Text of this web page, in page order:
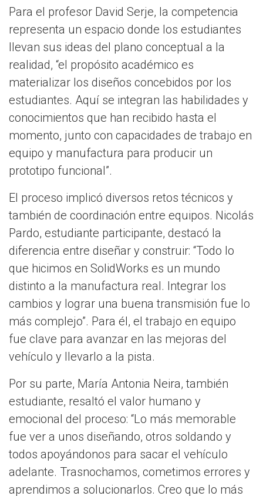
Para el profesor David Serje, la competencia
representa un espacio donde los estudiantes
llevan sus ideas del plano conceptual a la
realidad, “el propósito académico es
materializar los diseños concebidos por los
estudiantes. Aquí se integran las habilidades y
conocimientos que han recibido hasta el
momento, junto con capacidades de trabajo en
equipo y manufactura para producir un
prototipo funcional”.
El proceso implicó diversos retos técnicos y
también de coordinación entre equipos. Nicolás
Pardo, estudiante participante, destacó la
diferencia entre diseñar y construir: “Todo lo
que hicimos en SolidWorks es un mundo
distinto a la manufactura real. Integrar los
cambios y lograr una buena transmisión fue lo
más complejo”. Para él, el trabajo en equipo
fue clave para avanzar en las mejoras del
vehículo y llevarlo a la pista.
Por su parte, María Antonia Neira, también
estudiante, resaltó el valor humano y
emocional del proceso: “Lo más memorable
fue ver a unos diseñando, otros soldando y
todos apoyándonos para sacar el vehículo
adelante. Trasnochamos, cometimos errores y
aprendimos a solucionarlos. Creo que lo más